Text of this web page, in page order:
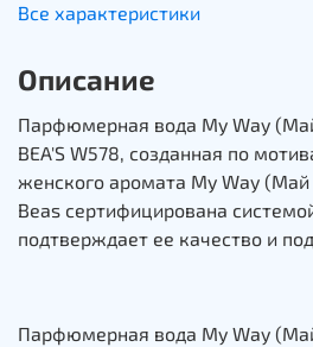
Все характеристики
Описание
Парфюмерная вода My Way
BEA'S W578, созданная по
женского аромата My Way
Beas сертифицирована
подтверждает ее качество и
Парфюмерная вода My Way